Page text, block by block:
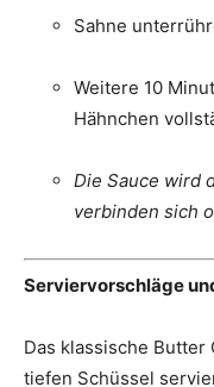
Sahne
Weitere 10
Hähnchen
Die Sauce wird
verbinden sich
Serviervorschläge
Das klassische
tiefen Schüssel